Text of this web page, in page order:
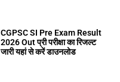
CGPSC SI Pre Exam Result
2026 Out प्री परीक्षा का रिजल्ट
जारी यहां से करें डाउनलोड